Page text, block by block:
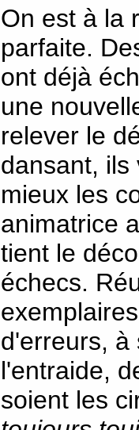
On est à la
parfaite.
ont déjà
une
relever le
dansant, ils
mieux les
animatrice
tient le
échecs.
d'erreurs, à
l'entraide,
soient les